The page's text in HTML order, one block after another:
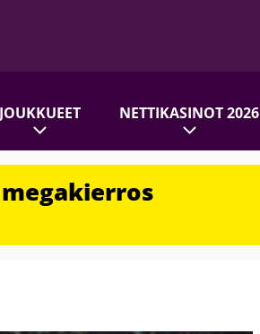
JOUKKUEET NETTIKASINOT 2026